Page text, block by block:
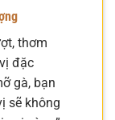
thơm
đặc
gà, bạn
sẽ không